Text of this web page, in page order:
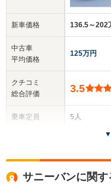
新車価格
中古車
平均価格
クチコミ
総合評価
乗車定員
136.5～202
125万円
3.5
5人
全高
1.52m～
▼
サニーバンに関